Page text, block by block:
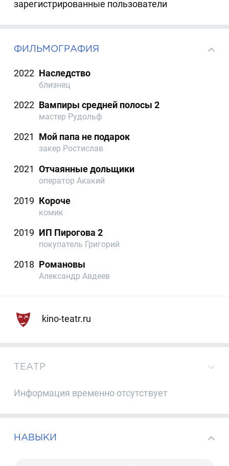
зарегистрированные пользователи
ФИЛЬМОГРАФИЯ
2022 Наследство
близнец
2022 Вампиры средней полосы 2
мастер Рудольф
2021 Мой папа не подарок
закер Ростислав
2021 Отчаянные дольщики
оператор Акакий
2019 Короче
комик
2019 ИП Пирогова 2
покупатель Григорий
2018 Романовы
Александр Авдеев
kino-teatr.ru
ТЕАТР
Информация временно отсутствует
НАВЫКИ